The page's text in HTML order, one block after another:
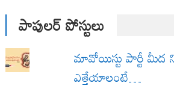
పాపులర్ పోస్టులు
మావోయిస్టు పార్టీ మీద
ఎత్తేయాలంటే…